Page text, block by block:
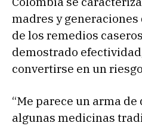
madres y
de los remedios
demostrado
convertirse en un
“Me parece un arma
algunas medicinas